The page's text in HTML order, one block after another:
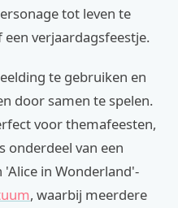
tot leven te
verjaardagsfeestje.
te gebruiken en
door samen te spelen.
voor themafeesten,
onderdeel van een
in Wonderland'-
, waarbij meerdere